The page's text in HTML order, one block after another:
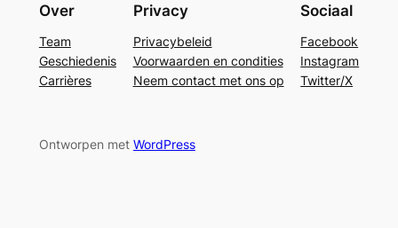
Over
Team
Geschiedenis
Carrières
Privacy
Privacybeleid
Voorwaarden en condities
Neem contact met ons op
Sociaal
Facebook
Instagram
Twitter/X
Ontworpen met WordPress